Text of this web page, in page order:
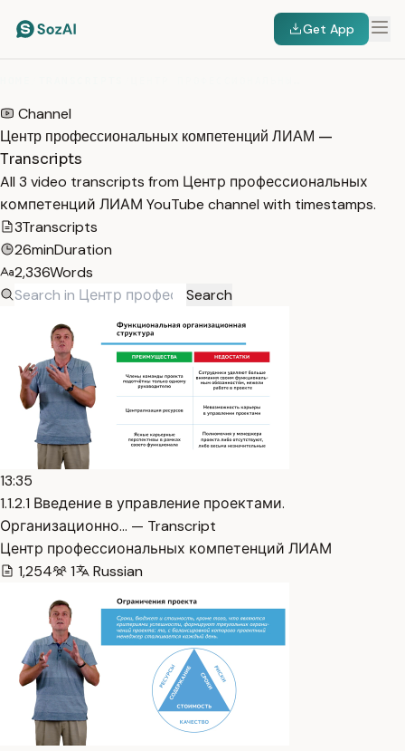
Get App
Channel
Центр профессиональных компетенций ЛИАМ —
Transcripts
All 3 video transcripts from Центр профессиональных
компетенций ЛИАМ YouTube channel with timestamps.
3Transcripts
26minDuration
2,336Words
Search
13:35
1.1.2.1 Введение в управление проектами.
Организационно… — Transcript
Центр профессиональных компетенций ЛИАМ
1,254
1 Russian